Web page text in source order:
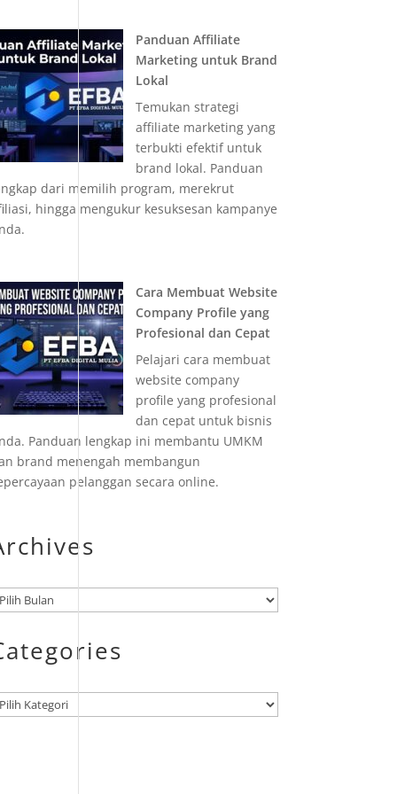
Panduan Affiliate
Marketing untuk Brand
Lokal
Temukan strategi
affiliate marketing yang
terbukti efektif untuk
brand lokal. Panduan
dari memilih program, merekrut
hingga mengukur kesuksesan kampanye
Cara Membuat Website
Company Profile yang
Profesional dan Cepat
Pelajari cara membuat
website company
profile yang profesional
dan cepat untuk bisnis
Panduan lengkap ini membantu UMKM
brand menengah membangun
pelanggan secara online.